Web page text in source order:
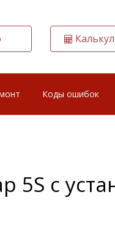
Коды ошибок
5S с